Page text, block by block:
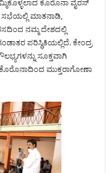
ಕೊರೊನಾ ವೈರಸ್
ಸಭೆಯಲ್ಲಿ ಮಾತನಾಡಿ,
ನಮ್ಮ ದೇಶದಲ್ಲಿ
ಪರಿಸ್ಥಿತಿಯಲ್ಲಿದೆ. ಕೇಂದ್ರ
ಸೂಕ್ತವಾಗಿ
ಮುಕ್ತರಾಗೋಣಾ